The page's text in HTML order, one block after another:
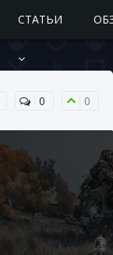
СТАТЬИ
0 0